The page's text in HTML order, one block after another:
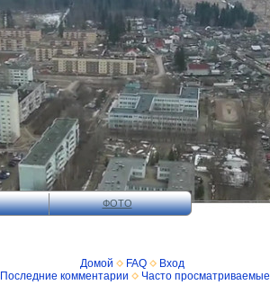
ФОТО
Домой FAQ
Вход
Последние комментарии Часто просматриваемые